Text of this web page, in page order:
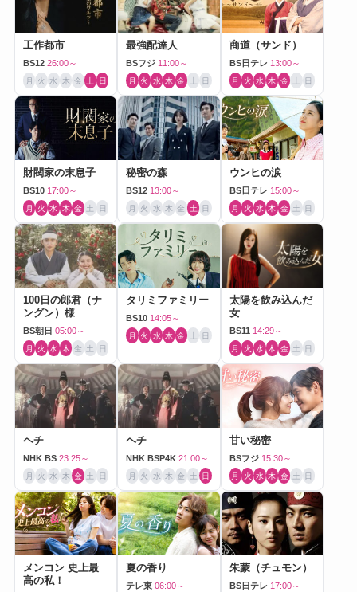
工作都市
BS12 26:00～
月 火 水 木 金 土 日
最強配達人
BSフジ 11:00～
月 火 水 木 金 土 日
商道（サンド）
BS日テレ 13:00～
月 火 水 木 金 土 日
財閥家の末息子
BS10 17:00～
月 火 水 木 金 土 日
秘密の森
BS12 13:00～
月 火 水 木 金 土 日
ウンヒの涙
BS日テレ 15:00～
月 火 水 木 金 土 日
100日の郎君（ナ
ングン）様
BS朝日 05:00～
月 火 水 木 金 土 日
タリミファミリー
BS10 14:05～
月 火 水 木 金 土 日
太陽を飲み込んだ
女
BS11 14:29～
月 火 水 木 金 土 日
ヘチ
NHK BS 23:25～
月 火 水 木 金 土 日
ヘチ
NHK BSP4K 21:00～
月 火 水 木 金 土 日
甘い秘密
BSフジ 15:30～
月 火 水 木 金 土 日
メンコン 史上最
高の私！
夏の香り
テレ東 06:00～
朱蒙（チュモン）
BS日テレ 17:00～